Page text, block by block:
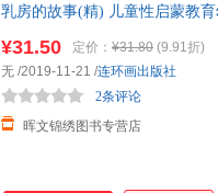
乳房的故事(精) 儿童性启蒙教
¥31.50 定价： ¥31.80 (9.91折)
晖文锦绣图书专营店
2条评论
无 /2019-11-21 /连环画出版社